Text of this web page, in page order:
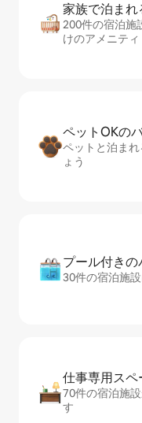
家族で泊ま
200件の宿泊施
けのアメニテ
ペットOKの
ペットと泊ま
ょう
プール付き
30件の宿泊施
仕事専用ス⁠
70件の宿泊施
す